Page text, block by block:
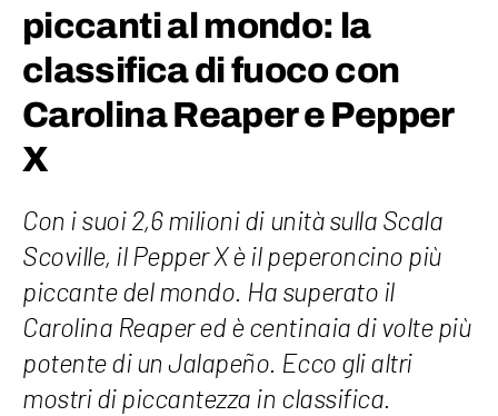
piccanti al mondo: la
classifica di fuoco con
Carolina Reaper e Pepper
X
Con i suoi 2,6 milioni di unità sulla Scala
Scoville, il Pepper X è il peperoncino più
piccante del mondo. Ha superato il
Carolina Reaper ed è centinaia di volte più
potente di un Jalapeño. Ecco gli altri
mostri di piccantezza in classifica.